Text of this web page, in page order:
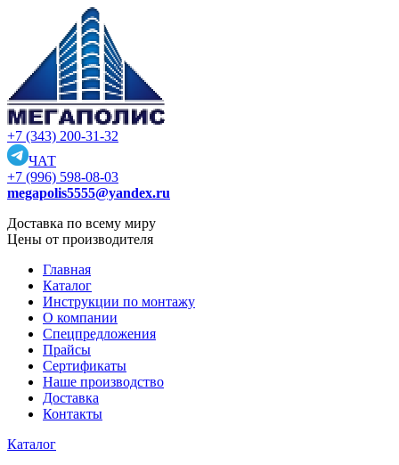
+7 (343) 200-31-32
ЧАТ
+7 (996) 598-08-03
megapolis5555@yandex.ru
Доставка по всему миру
Цены от производителя
Главная
Каталог
Инструкции по монтажу
О компании
Спецпредложения
Прайсы
Сертификаты
Наше производство
Доставка
Контакты
Каталог